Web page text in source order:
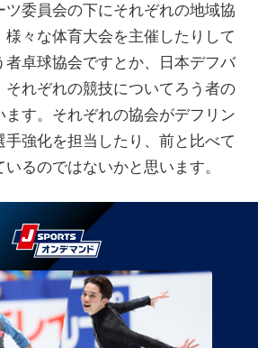
ツ委員会の下にそれぞれの地域協
々な体育大会を主催したりして
者卓球協会ですとか、日本デフバ
それぞれの競技についてろう者の
す。それぞれの協会がデフリン
手強化を担当したり、前と比べて
るのではないかと思います。